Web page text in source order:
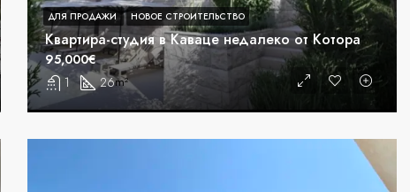
Квартира-студия в Каваце недалеко от Котора
1 26m²
95,000€
ДЛЯ ПРОДАЖИ НОВОЕ СТРОИТЕЛЬСТВО